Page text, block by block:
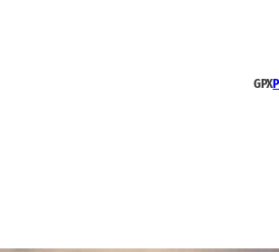
GPX